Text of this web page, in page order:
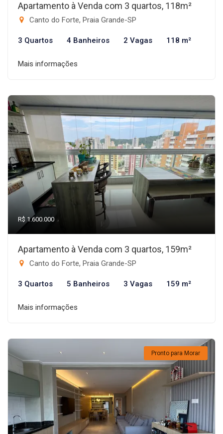
Apartamento à Venda com 3 quartos, 118m²
Canto do Forte, Praia Grande-SP
3 Quartos 4 Banheiros 2 Vagas 118 m²
Mais informações
R$ 1.600.000
Apartamento à Venda com 3 quartos, 159m²
Canto do Forte, Praia Grande-SP
3 Quartos 5 Banheiros 3 Vagas 159 m²
Mais informações
Pronto para Morar